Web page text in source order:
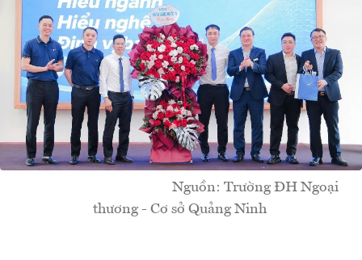
Nguồn: Trường ĐH Ngoại
thương - Cơ sở Quảng Ninh